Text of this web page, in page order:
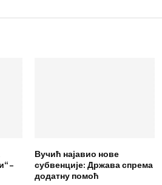
–
Вучић најавио нове
субвенције: Држава спрема
додатну помоћ